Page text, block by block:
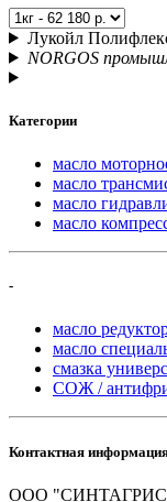
Лукойл
NORGOS
Категории
масло
масло
масло
масло
-
масло
масло
смазка
СОЖ /
Контактная
ООО